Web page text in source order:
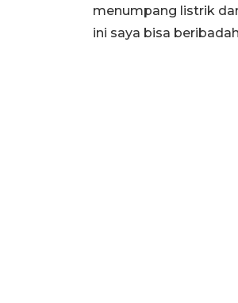
menumpang listrik
ini saya bisa